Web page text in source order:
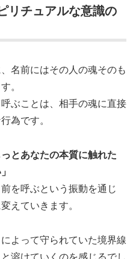
リチュアルな意識の
名前にはその人の魂そのも
。
ぶことは、相手の魂に直接
為です。
とあなたの本質に触れた
を呼ぶという振動を通じ
えていきます。
よって守られていた境界線
溶けていくのを感じるでし